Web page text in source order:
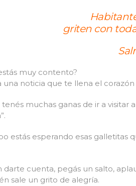
griten con
muy contento?
una noticia que te llena el corazón
muchas ganas de ir a
estás esperando esas
darte cuenta, pegás un salto,
sale un grito de alegría.